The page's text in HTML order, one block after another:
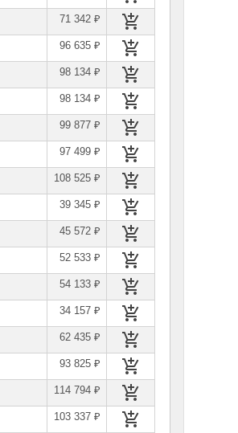
71 342 ₽
96 635 ₽
98 134 ₽
98 134 ₽
99 877 ₽
97 499 ₽
108 525 ₽
39 345 ₽
45 572 ₽
52 533 ₽
54 133 ₽
34 157 ₽
62 435 ₽
93 825 ₽
114 794 ₽
103 337 ₽